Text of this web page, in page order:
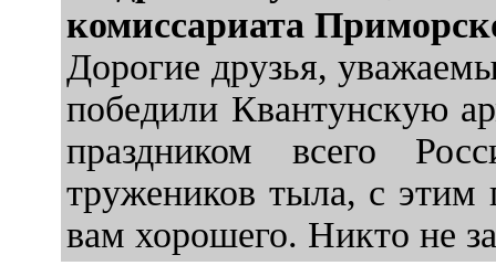
комиссариата
Дорогие друзья,
победили Квантунскую
праздником всего
тружеников тыла, с этим
вам хорошего. Никто не